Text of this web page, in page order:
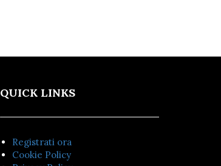
QUICK LINKS
Registrati ora
Cookie Policy